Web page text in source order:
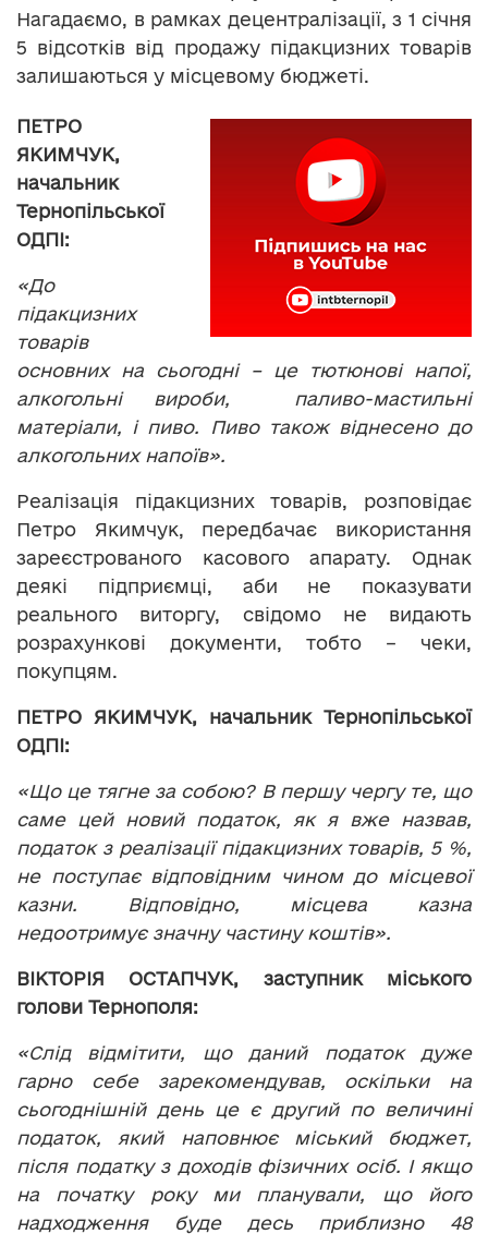
Нагадаємо, в рамках децентралізації, з 1 січня
5 відсотків від продажу підакцизних товарів
залишаються у місцевому бюджеті.
ПЕТРО
ЯКИМЧУК,
начальник
Тернопільської
ОДПІ:
«До
підакцизних
товарів
основних на сьогодні – це тютюнові напої,
алкогольні вироби, паливо-мастильні
матеріали, і пиво. Пиво також віднесено до
алкогольних напоїв».
Реалізація підакцизних товарів, розповідає
Петро Якимчук, передбачає використання
зареєстрованого касового апарату. Однак
деякі підприємці, аби не показувати
реального виторгу, свідомо не видають
розрахункові документи, тобто – чеки,
покупцям.
ПЕТРО ЯКИМЧУК, начальник Тернопільської
ОДПІ:
«Що це тягне за собою? В першу чергу те, що
саме цей новий податок, як я вже назвав,
податок з реалізації підакцизних товарів, 5 %,
не поступає відповідним чином до місцевої
казни. Відповідно, місцева казна
недоотримує значну частину коштів».
ВІКТОРІЯ ОСТАПЧУК, заступник міського
голови Тернополя:
«Слід відмітити, що даний податок дуже
гарно себе зарекомендував, оскільки на
сьогоднішній день це є другий по величині
податок, який наповнює міський бюджет,
після податку з доходів фізичних осіб. І якщо
на початку року ми планували, що його
надходження буде десь приблизно 48